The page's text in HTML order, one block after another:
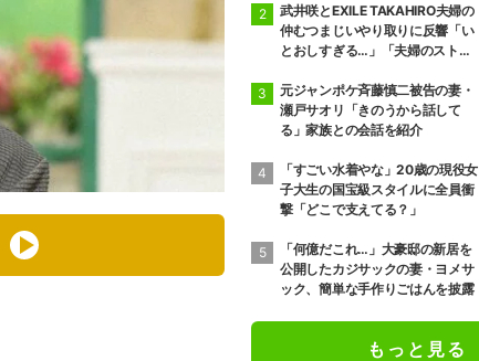
の反響
武井咲とEXILE TAKAHIRO夫婦の
仲むつまじいやり取りに反響「い
とおしすぎる…」「夫婦のストー
元ジャンポケ斉藤慎二被告の妻・
瀬戸サオリ「きのうから話して
る」家族との会話を紹介
「すごい水着やな」20歳の現役女
子大生の国宝級スタイルに全員衝
撃「どこで支えてる？」
「何億だこれ…」大豪邸の新居を
公開したカジサックの妻・ヨメサ
ック、簡単な手作りごはんを披露
もっと見る